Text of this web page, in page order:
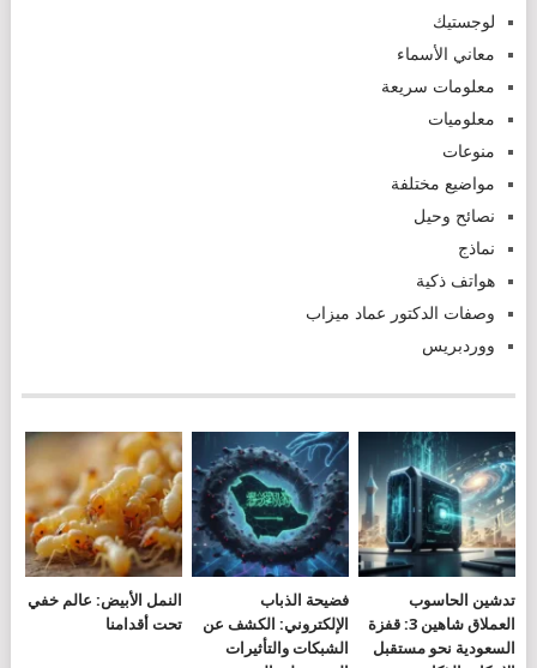
لوجستيك
معاني الأسماء
معلومات سريعة
معلوميات
منوعات
مواضيع مختلفة
نصائح وحيل
نماذج
هواتف ذكية
وصفات الدكتور عماد ميزاب
ووردبريس
تدشين الحاسوب
العملاق شاهين 3: قفزة
السعودية نحو مستقبل
فضيحة الذباب
الإلكتروني: الكشف عن
الشبكات والتأثيرات
النمل الأبيض: عالم خفي
تحت أقدامنا